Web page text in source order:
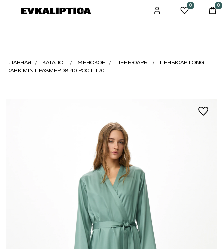
0 0
ГЛАВНАЯ КАТАЛОГ ЖЕНСКОЕ ПЕНЬЮАРЫ
ПЕНЬЮАР LONG
DARK MINT РАЗМЕР 38-40 РОСТ 170